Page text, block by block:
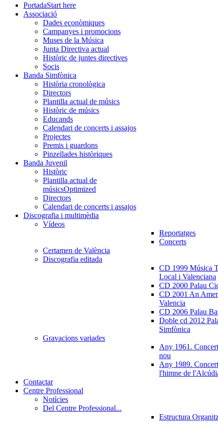
PortadaStart here
Associació
Dades econòmiques
Campanyes i promocions
Muses de la Música
Junta Directiva actual
Històric de juntes directives
Socis
Banda Simfònica
Història cronològica
Directors
Plantilla actual de músics
Històric de músics
Educands
Calendari de concerts i assajos
Projectes
Premis i guardons
Pinzellades històriques
Banda Juvenil
Històric
Plantilla actual de
músicsOptimized
Directors
Calendari de concerts i assajos
Discografia i multimèdia
Vídeos
Reportatges
Concerts
Certamen de València
Discografia editada
CD 1999 Música
Local i Valenciana
CD 2000 Palau
CD 2001 An
Valencia
CD 2006 Palau
Doble cd 2012
Simfònica
Gravacions variades
Any 1961.
nou
Any 1989.
l'himne de
Contactar
Centre Professional
Notícies
Del Centre Professional...
Estructura